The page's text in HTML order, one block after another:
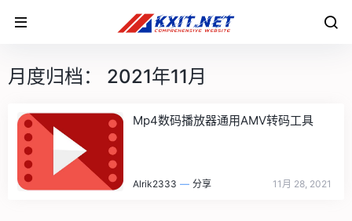
月度归档： 2021年11月
Mp4数码播放器通用AMV转码工具
Alrik2333 — 分享 11月 28, 2021